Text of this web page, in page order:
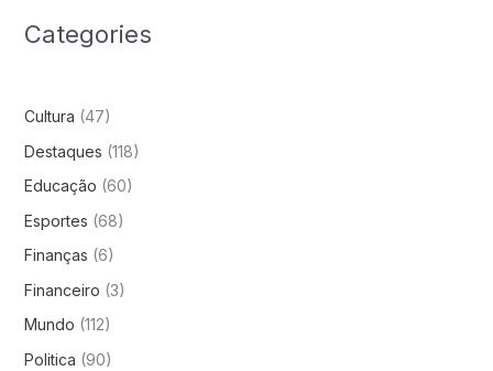
Categories
Cultura (47)
Destaques (118)
Educação (60)
Esportes (68)
Finanças (6)
Financeiro (3)
Mundo (112)
Politica (90)